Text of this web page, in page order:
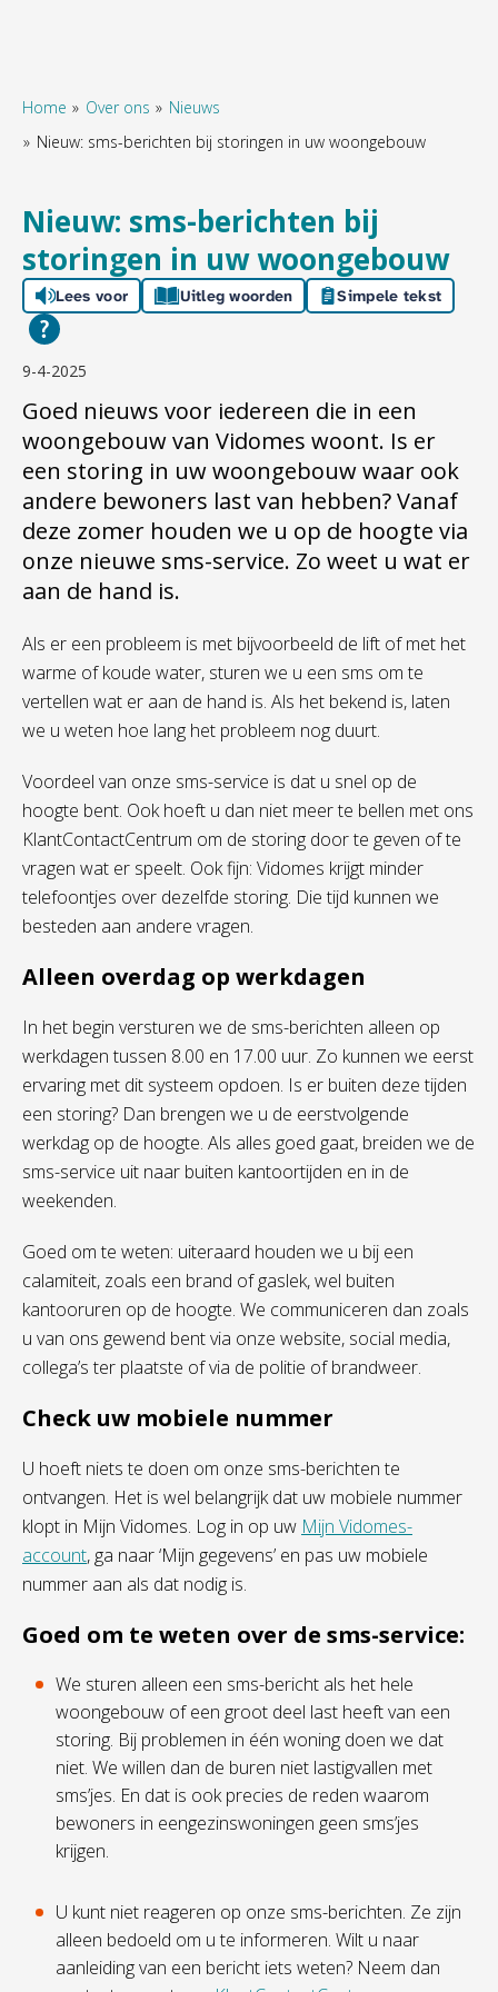
Home Over ons
Nieuws
Nieuw: sms-berichten bij storingen in uw woongebouw
Nieuw: sms-berichten bij
storingen in uw woongebouw
Lees voor Uitleg woorden Simpele tekst
9-4-2025
Goed nieuws voor iedereen die in een
woongebouw van Vidomes woont. Is er
een storing in uw woongebouwwaar ook
andere bewoners last van hebben? Vanaf
deze zomer houden we u op de hoogte via
onze nieuwe sms-service. Zo weet u wat er
aan de hand is.
Als er een probleem is met bijvoorbeeld de lift of met het
warme of koude water, sturen we u een sms om te
vertellen wat er aan de hand is. Als het bekend is, laten
we u weten hoe lang het probleem nog duurt.
Voordeel van onze sms-service is dat u snel op de
hoogte bent. Ook hoeft u dan niet meer te bellen met ons
KlantContactCentrum om de storing door te geven of te
vragen wat er speelt. Ook fijn: Vidomes krijgt minder
telefoontjes over dezelfde storing. Die tijd kunnen we
besteden aan andere vragen.
Alleen overdag op werkdagen
In het begin versturen we de sms-berichten alleen op
werkdagen tussen 8.00 en 17.00 uur. Zo kunnen we eerst
ervaring met dit systeem opdoen. Is er buiten deze tijden
een storing? Dan brengen we u de eerstvolgende
werkdag op de hoogte. Als alles goed gaat, breiden we de
sms-service uit naar buiten kantoortijden en in de
weekenden.
Goed om te weten: uiteraard houden we u bij een
calamiteit, zoals een brand of gaslek,wel buiten
kantooruren op de hoogte. We communiceren dan zoals
u van ons gewend bent via onze website, social media,
collega’s ter plaatste ofvia de politie of brandweer.
Check uw mobiele nummer
U hoeft niets te doen om onze sms-berichten te
ontvangen. Het is wel belangrijk dat uw mobiele nummer
klopt in Mijn Vidomes. Log in op uw Mijn Vidomes-
account, ga naar ‘Mijn gegevens’ en pas uw mobiele
nummer aan als dat nodig is.
Goed om te weten over de sms-service:
We sturen alleen een sms-bericht als het hele
woongebouw of een groot deel last heeft van een
storing. Bij problemen in één woning doen we dat
niet. We willen dan de buren niet lastigvallen met
sms’jes. En dat is ook precies de reden waarom
bewoners in eengezinswoningen geen sms’jes
krijgen.
U kunt niet reageren op onze sms-berichten. Ze zijn
alleen bedoeld om u te informeren. Wilt u naar
aanleiding van een bericht iets weten? Neem dan